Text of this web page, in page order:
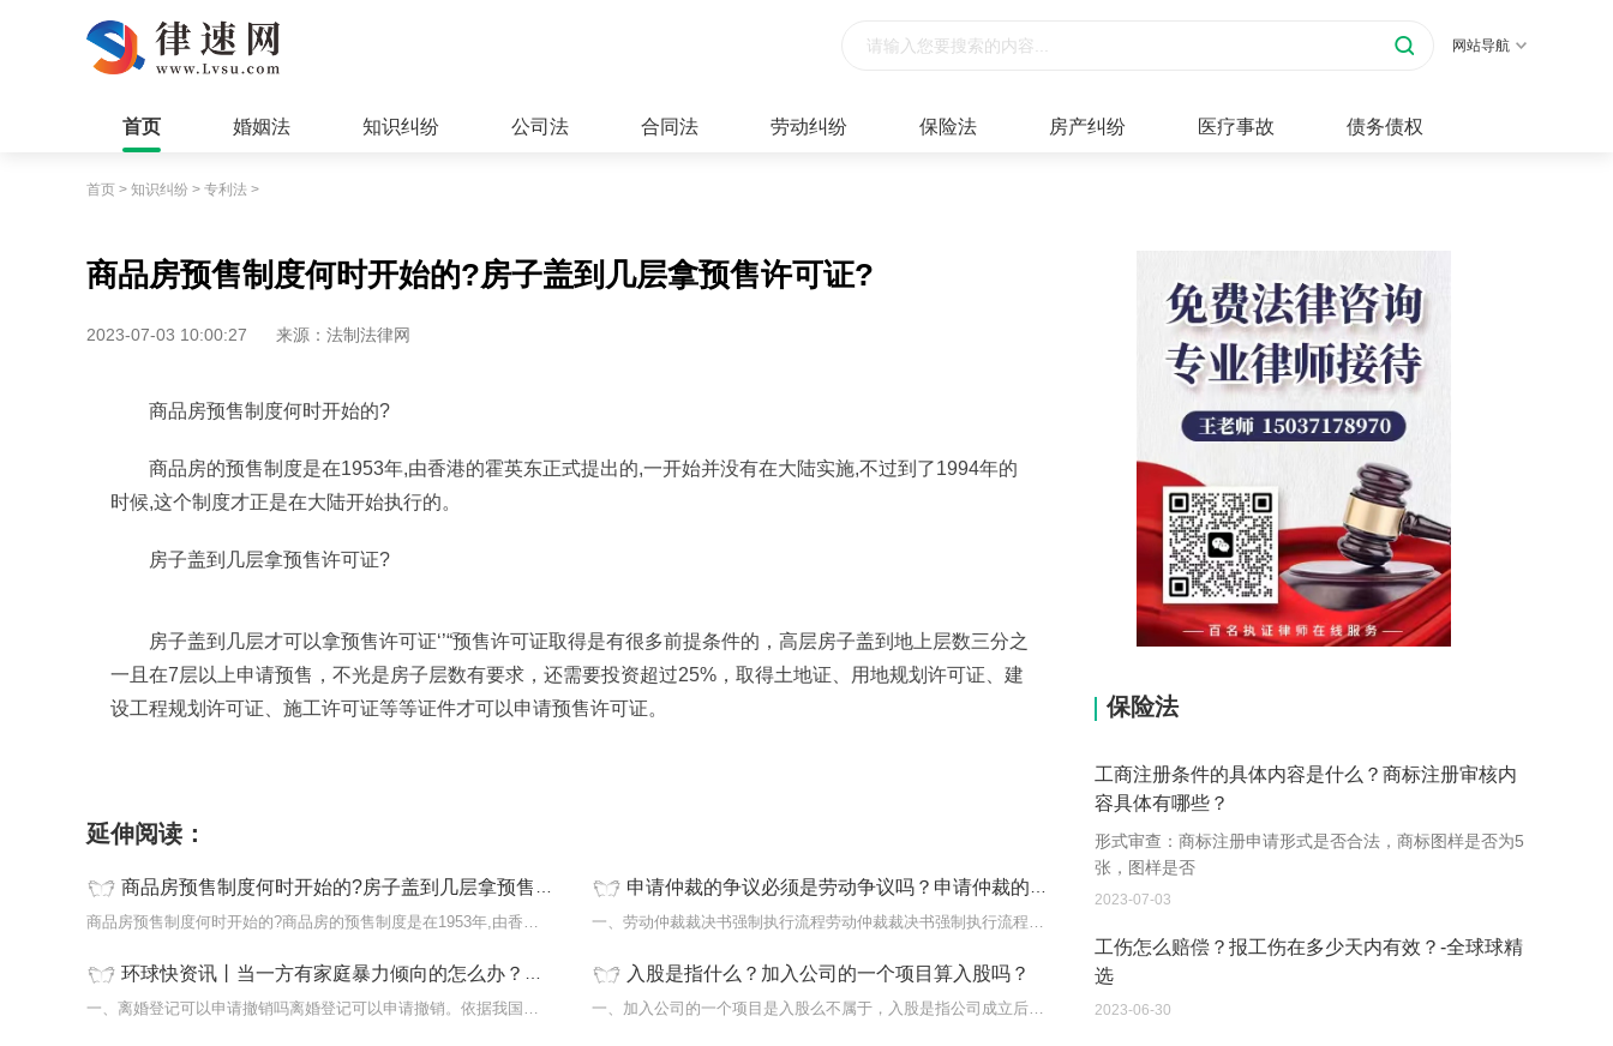
网站导航
首页 婚姻法 知识纠纷 公司法 合同法 劳动纠纷 保险法 房产纠纷 医疗事故 债务债权
首页 > 知识纠纷 > 专利法 >
商品房预售制度何时开始的?房子盖到几层拿预售许可证?
2023-07-03 10:00:27 来源：法制法律网
商品房预售制度何时开始的?
商品房的预售制度是在1953年,由香港的霍英东正式提出的,一开始并没有在大陆实施,不过到了1994年的
时候,这个制度才正是在大陆开始执行的。
房子盖到几层拿预售许可证?
房子盖到几层才可以拿预售许可证‘’“预售许可证取得是有很多前提条件的，高层房子盖到地上层数三分之
一且在7层以上申请预售，不光是房子层数有要求，还需要投资超过25%，取得土地证、用地规划许可证、建
设工程规划许可证、施工许可证等等证件才可以申请预售许可证。
延伸阅读：
商品房预售制度何时开始的?房子盖到几层拿预售许可证?
商品房预售制度何时开始的?商品房的预售制度是在1953年,由香港的霍
申请仲裁的争议必须是劳动争议吗？申请仲裁的劳动争议必须属于仲裁委员会的受案范围吗？
一、劳动仲裁裁决书强制执行流程劳动仲裁裁决书强制执行流程如下：1
环球快资讯丨当一方有家庭暴力倾向的怎么办？离婚登记可以异地办理吗？
一、离婚登记可以申请撤销吗离婚登记可以申请撤销。依据我国最新《
入股是指什么？加入公司的一个项目算入股吗？
一、加入公司的一个项目是入股么不属于，入股是指公司成立后，原始
保险法
工商注册条件的具体内容是什么？商标注册审核内
容具体有哪些？
形式审查：商标注册申请形式是否合法，商标图样是否为5
张，图样是否
2023-07-03
工伤怎么赔偿？报工伤在多少天内有效？-全球球精
选
2023-06-30